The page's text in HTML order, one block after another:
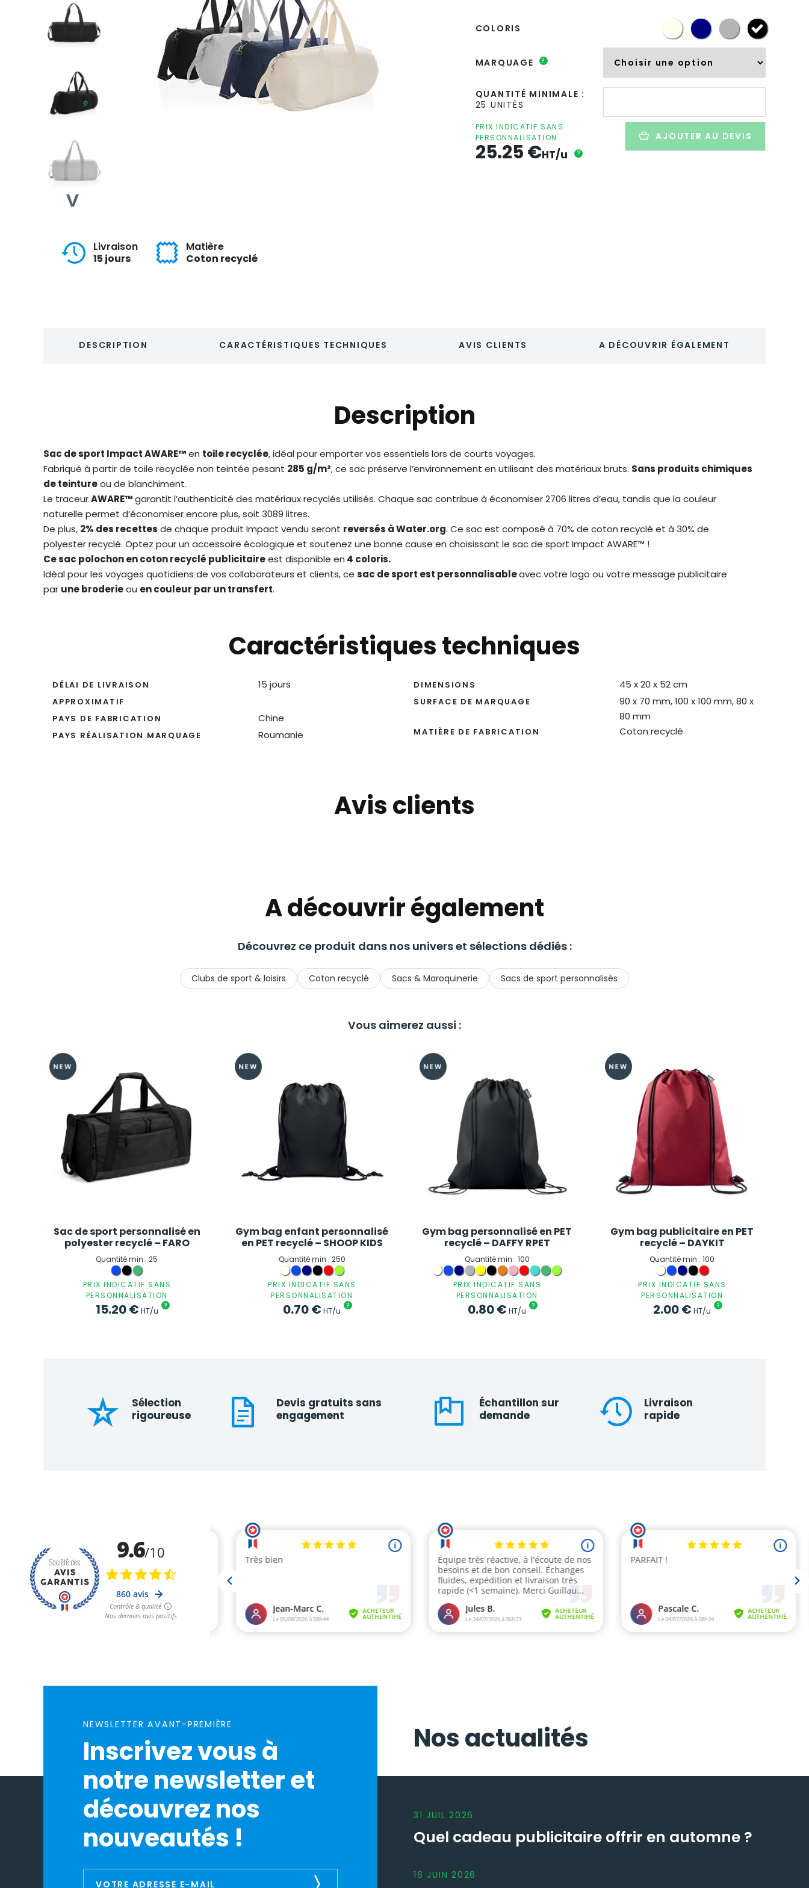
Livraison
15 jours
Matière
Coton recyclé
COLORIS
MARQUAGE ?
QUANTITÉ MINIMALE :
25 UNITÉS
quantité
Sac
personnalisé
PRIX INDICATIF SANS
PERSONNALISATION
25.25€HT/u ?
AJOUTER AU DEVIS
DESCRIPTION CARACTÉRISTIQUES TECHNIQUES AVIS CLIENTS A DÉCOUVRIR ÉGALEMENT
Description
Sac de sport Impact AWARE™en toile recyclée, idéal pour emporter vos essentiels lors de courts voyages.
Fabriqué à partir de toile recyclée non teintée pesant 285 g/m², ce sac préserve l’environnement en utilisant des matériaux bruts. Sans produits chimiques
de teintureou de blanchiment.
Le traceurAWARE™garantit l’authenticité des matériaux recyclés utilisés. Chaque sac contribue à économiser 2706 litres d’eau, tandis que la couleur
naturelle permet d’économiser encore plus, soit 3089 litres.
De plus, 2% des recettes de chaque produit Impact vendu seront reversés à Water.org. Ce sac est composé à 70% de coton recyclé et à 30% de
polyester recyclé. Optez pour un accessoire écologique et soutenez une bonne cause en choisissant le sac de sport Impact AWARE™ !
Ce sac polochon en coton recyclé publicitaireest disponible en 4 coloris.
Idéal pour les voyages quotidiens de vos collaborateurs et clients, ce sac de sport est personnalisableavec votre logo ou votre message publicitaire
par une broderieou en couleur par un transfert.
Caractéristiques techniques
DÉLAI DE LIVRAISON
APPROXIMATIF
15 jours
PAYS DE FABRICATION Chine
PAYS RÉALISATION MARQUAGE Roumanie
DIMENSIONS 45 x 20 x 52 cm
SURFACE DE MARQUAGE
90 x 70 mm, 100 x 100 mm, 80 x
80 mm
MATIÈRE DE FABRICATION Coton recyclé
Avis clients
A découvrir également
Découvrez ce produit dans nos univers et sélections dédiés :
Clubs de sport & loisirs Coton recyclé Sacs & Maroquinerie Sacs de sport personnalisés
Vous aimerez aussi :
Sac de sport personnalisé en
polyester recyclé – FARO
Quantité min : 25
PRIX INDICATIF SANS
PERSONNALISATION
15.20€HT/u
?
Gym bag enfant personnalisé
en PET recyclé – SHOOP KIDS
Quantité min : 250
PRIX INDICATIF SANS
PERSONNALISATION
0.70€HT/u
?
Gym bag personnalisé en PET
recyclé – DAFFY RPET
Quantité min : 100
PRIX INDICATIF SANS
PERSONNALISATION
0.80€HT/u
?
Gym bag publicitaire en PET
recyclé – DAYKIT
Quantité min : 100
PRIX INDICATIF SANS
PERSONNALISATION
2.00€HT/u
?
Sélection
rigoureuse
Devis gratuits sans
engagement
Échantillon sur
demande
Livraison
rapide
NEWSLETTER AVANT-PREMIÈRE
Inscrivez vous à
notre newsletter et
découvrez nos
nouveautés !
Nos actualités
31 JUIL 2026
Quel cadeau publicitaire offrir en automne ?
16 JUIN 2026